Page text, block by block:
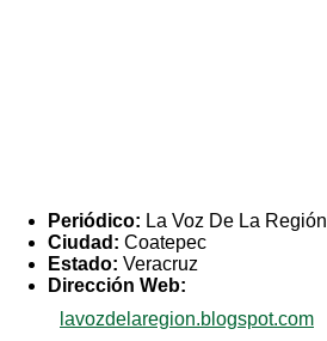
Periódico: La Voz De La Región
Ciudad: Coatepec
Estado: Veracruz
Dirección Web:
lavozdelaregion.blogspot.com